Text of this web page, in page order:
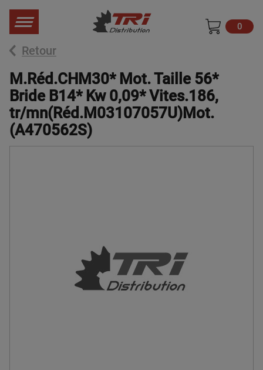
0
Retour
M.Réd.CHM30* Mot. Taille 56*
Bride B14* Kw 0,09* Vites.186,
tr/mn(Réd.M03107057U)Mot.
(A470562S)